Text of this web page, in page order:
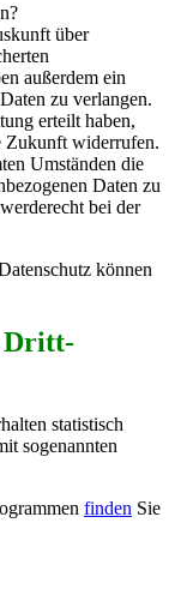
über
außerdem ein
zu verlangen.
erteilt haben,
Zukunft widerrufen.
Umständen die
Daten zu
bei der
können
Dritt­
statistisch
sogenannten
finden Sie